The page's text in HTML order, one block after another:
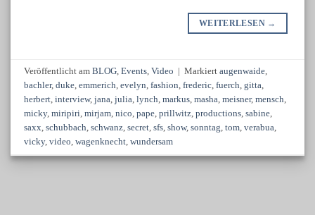
WEITERLESEN →
Veröffentlicht amBLOG,Events,Video Markiertaugenwaide,
bachler,duke,emmerich,evelyn,fashion,frederic,fuerch,gitta,
herbert,interview,jana,julia,lynch,markus,masha,meisner,mensch,
micky,miripiri,mirjam,nico,pape,prillwitz,productions,sabine,
saxx,schubbach,schwanz,secret,sfs,show,sonntag,tom,verabua,
vicky,video,wagenknecht,wundersam